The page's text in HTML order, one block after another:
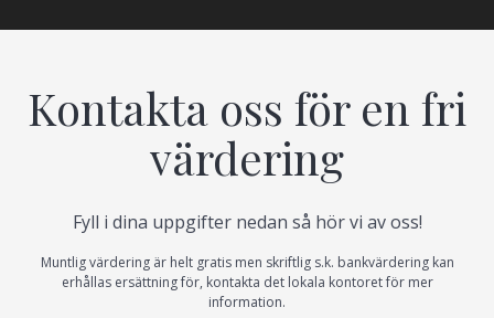
Kontakta oss för en fri
värdering
Fyll i dina uppgifter nedan så hör vi av oss!
Muntlig värdering är helt gratis men skriftlig s.k. bankvärdering kan
erhållas ersättning för, kontakta det lokala kontoret för mer
information.